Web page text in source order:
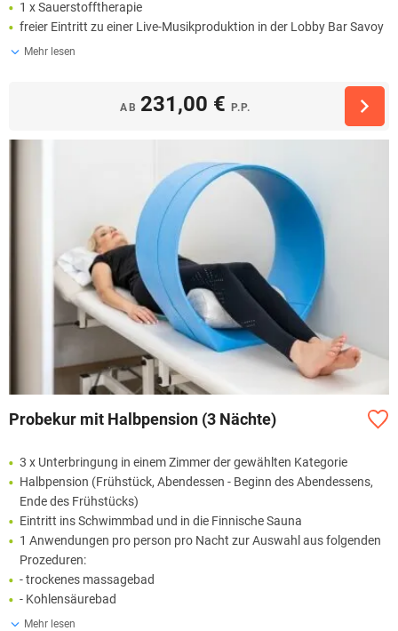
1 x Sauerstofftherapie
freier Eintritt zu einer Live-Musikproduktion in der Lobby Bar Savoy
Mehr lesen
AB 231,00 € P.P.
Probekur mit Halbpension (3 Nächte)
3 x Unterbringung in einem Zimmer der gewählten Kategorie
Halbpension (Frühstück, Abendessen - Beginn des Abendessens,
Ende des Frühstücks)
Eintritt ins Schwimmbad und in die Finnische Sauna
1 Anwendungen pro person pro Nacht zur Auswahl aus folgenden
Prozeduren:
- trockenes massagebad
- Kohlensäurebad
Mehr lesen